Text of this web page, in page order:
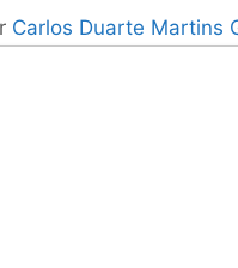
Carlos Duarte Martins